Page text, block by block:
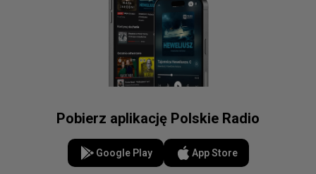
Pobierz aplikację Polskie Radio
Google Play App Store